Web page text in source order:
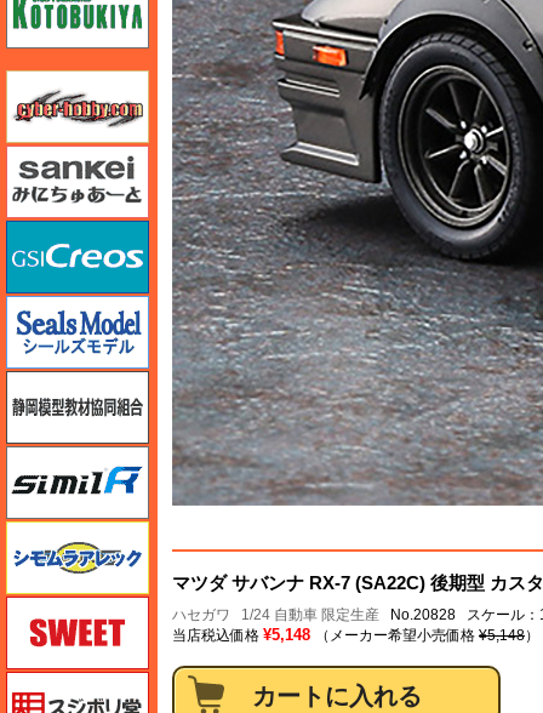
マツダ サバンナ RX-7 (SA22C) 後期型 カス
ハセガワ 1/24 自動車 限定生産 No.20828 スケール：
当店税込価格 ¥5,148 （メーカー希望小売価格 ¥5,148）
サイバーホビー
さんけい みにちゅあーと
GSIクレオス
シールズモデル
静岡模型協同組合
シミラー（similR）
スイート（SWEET）
スジボリ堂